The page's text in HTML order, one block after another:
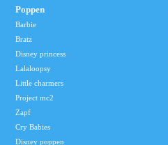
Poppen
Barbie
Bratz
Disney princess
Lalaloopsy
Little charmers
Project mc2
Zapf
Cry Babies
Disney poppen